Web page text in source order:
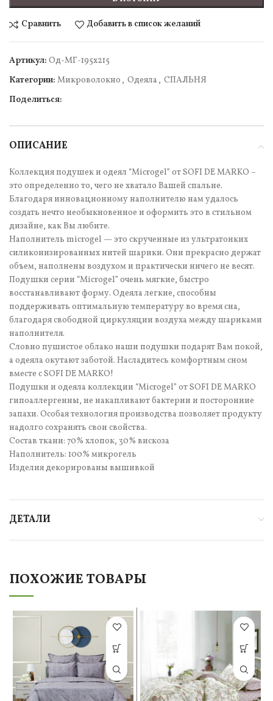
Сравнить Добавить в список желаний
Артикул: Од-МГ-195х215
Категории: Микроволокно , Одеяла , СПАЛЬНЯ
Поделиться:
ОПИСАНИЕ
Коллекция подушек и одеял “Microgel” от SOFI DE MARKO –
это определенно то, чего не хватало Вашей спальне.
Благодаря инновационному наполнителю нам удалось
создать нечто необыкновенное и оформить это в стильном
дизайне, как Вы любите.
Наполнитель microgel — это скрученные из ультратонких
силиконизированных нитей шарики. Они прекрасно держат
объем, наполнены воздухом и практически ничего не весят.
Подушки серии “Microgel” очень мягкие, быстро
восстанавливают форму. Одеяла легкие, способны
поддерживать оптимальную температуру во время сна,
благодаря свободной циркуляции воздуха между шариками
наполнителя.
Словно пушистое облако наши подушки подарят Вам покой,
а одеяла окутают заботой. Насладитесь комфортным сном
вместе с SOFI DE MARKO!
Подушки и одеяла коллекции “Microgel” от SOFI DE MARKO
гипоаллергенны, не накапливают бактерии и посторонние
запахи. Особая технология производства позволяет продукту
надолго сохранять свои свойства.
Состав ткани: 70% хлопок, 30% вискоза
Наполнитель: 100% микрогель
Изделия декорированы вышивкой
ДЕТАЛИ
ПОХОЖИЕ ТОВАРЫ